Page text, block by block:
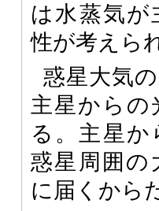
は水蒸気が
性が考えら
惑星大気
主星からの
る。主星か
惑星周囲の
に届くから